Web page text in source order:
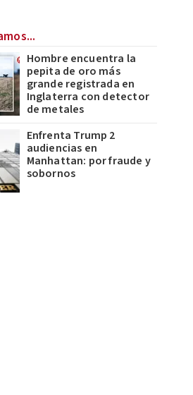
Hombre encuentra la
pepita de oro más
grande registrada en
Inglaterra con detector
de metales
Enfrenta Trump 2
audiencias en
Manhattan: por fraude y
sobornos